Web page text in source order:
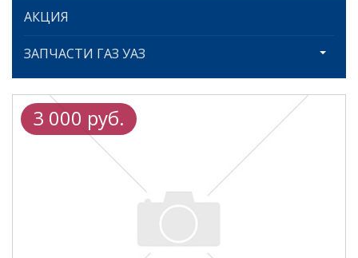
АКЦИЯ
ЗАПЧАСТИ ГАЗ УАЗ
3 000 руб.